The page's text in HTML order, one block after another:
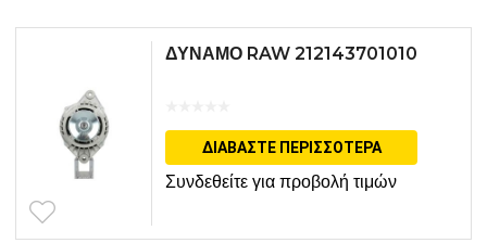
ΔΥΝΑΜΟ RAW 212143701010
ΔΙΑΒΆΣΤΕ ΠΕΡΙΣΣΌΤΕΡΑ
Συνδεθείτε για προβολή τιμών